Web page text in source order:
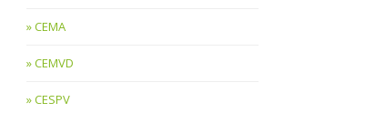
CEMA
CEMVD
CESPV